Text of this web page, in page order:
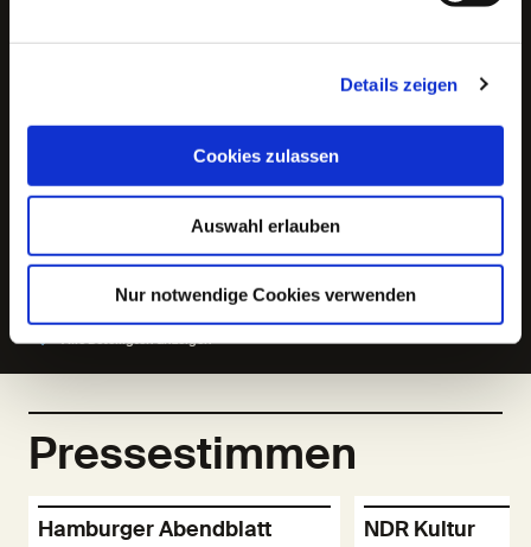
Details zeigen
Cookies zulassen
Auswahl erlauben
Nur notwendige Cookies verwenden
Jonas
Alle Beteiligten anzeigen
Herbert Fritsch
Cosima Wanda Winter
Musik:
Pressestimmen
Hamburger Abendblatt NDR Kultur